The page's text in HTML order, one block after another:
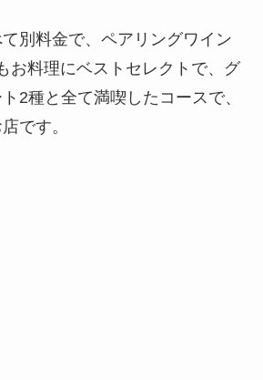
て別料金で、ペアリングワイン
お料理にベストセレクトで、グ
2種と全て満喫したコースで、
です。